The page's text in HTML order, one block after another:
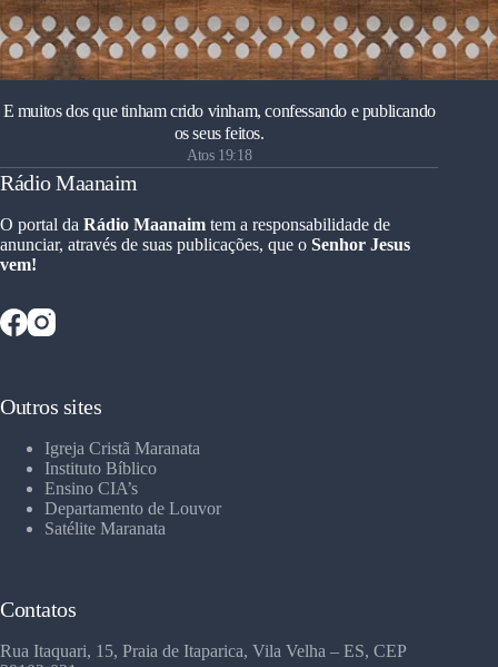
E muitos dos que tinham crido vinham, confessando e publicando
os seus feitos.
Atos 19:18
Rádio Maanaim
O portal da Rádio Maanaim tem a responsabilidade de
anunciar, através de suas publicações, que o Senhor Jesus
vem!
Outros sites
Igreja Cristã Maranata
Instituto Bíblico
Ensino CIA’s
Departamento de Louvor
Satélite Maranata
Contatos
Rua Itaquari, 15, Praia de Itaparica, Vila Velha – ES, CEP